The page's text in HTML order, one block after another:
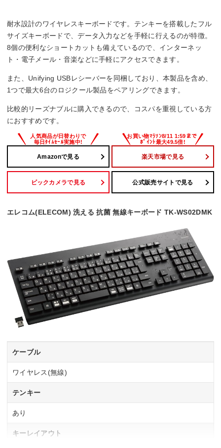
キースイッチ
メンブレン
防水
サイズ
450x18x155 mm
耐水設計のワイヤレスキーボードです。テンキーを搭載したフル
サイズキーボードで、データ入力などを手軽に行えるのが特徴。
8個の便利なショートカットも備えているので、インターネッ
ト・電子メール・音楽などに手軽にアクセスできます。
また、Unifying USBレシーバーを同梱しており、本製品を含め、
1つで最大6台のロジクール製品をペアリングできます。
比較的リーズナブルに購入できるので、コスパを重視している方
におすすめです。
Amazonで見る 楽天市場で見る
ビックカメラで見る 公式販売サイトで見る
エレコム(ELECOM) 洗える 抗菌 無線キーボード TK-WS02DMK
ケーブル
ワイヤレス(無線)
テンキー
あり
キーレイアウト